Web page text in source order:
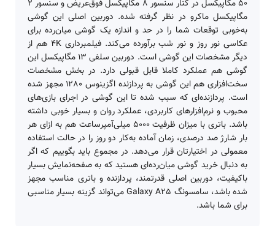
50 مگاپیکسل در کنار سنسور 8 مگاپیکسل فوق‌عریض و سنسور 2
مگاپیکسل ماکرو در نظر گرفته شده. دوربین اصلی این گوشی
به‌خوبی توقعات شما را در حد و اندازه یک گوشی میا‌ن‌رده برای
عکاسی نور روز و نور شب بر‌آورده می‌کند. فیلمبرداری 4K هم از
دیگر مشخصات این گوشی است. دوربین سلفی 13 مگاپیکسل این
گوشی هم عملکرد کاملا قابل قبولی دارد. در بخش مشخصات
سخت‌افزاری هم این گوشی به پردازنده اگزینوس 1280 مجهز شده
است. پردازنده‌ای که سبب شده تا این گوشی در اجرای بازی‌های
محبوب و نرم‌افزار‌های کاربردی، عملکرد روان و بسیار خوبی داشته
باشد. باتری با میزان ظرفیت 5000 میلی‌آمپر‌ساعت هم به ازای هر
بار شارژ صد درصدی، زمان آماده به‌کار دو روز را در حالت استفاده
معمولی در اختیارتان قرار می‌دهد. در مجموع باید بگوییم که اگر
به دنبال خرید گوشی میان‌رده‌ای هستید که به صفحه‌نمایش بسیار
باکیفیت، دوربین اصلی قدرتمند، پردازنده و باتری مناسب مجهز
شده باشد، سامسونگ Galaxy A25 می‌تواند گزینه بسیار مناسبی
برای شما باشد.